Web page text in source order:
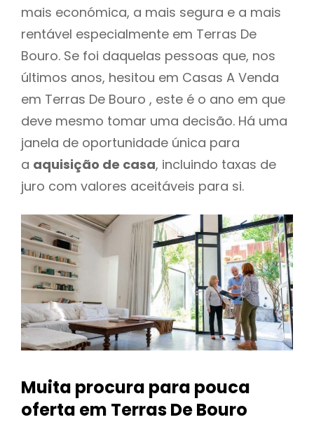
mais económica, a mais segura e a mais
rentável especialmente em Terras De
Bouro. Se foi daquelas pessoas que, nos
últimos anos, hesitou em Casas A Venda
em Terras De Bouro , este é o ano em que
deve mesmo tomar uma decisão. Há uma
janela de oportunidade única para
a aquisição de casa, incluindo taxas de
juro com valores aceitáveis para si.
Muita procura para pouca
oferta em Terras De Bouro